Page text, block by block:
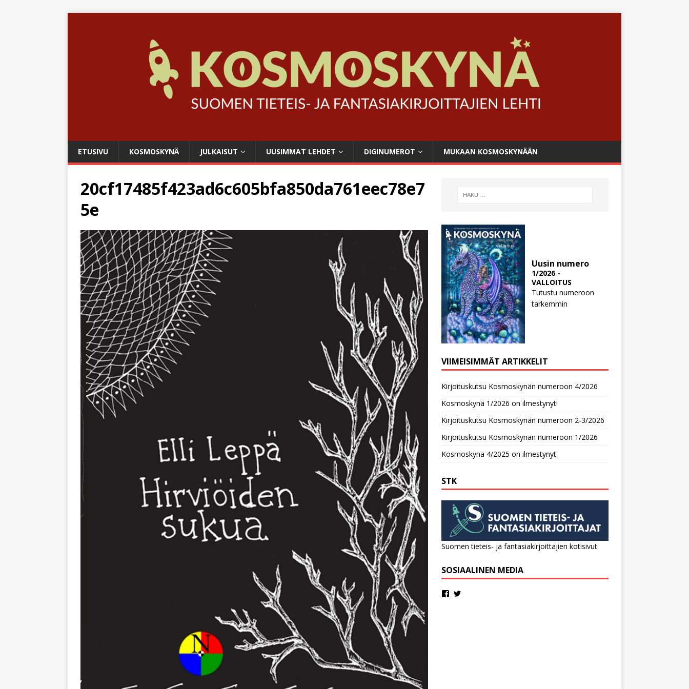
ETUSIVU KOSMOSKYNÄ JULKAISUT UUSIMMAT LEHDET DIGINUMEROT MUKAAN KOSMOSKYNÄÄN
20cf17485f423ad6c605bfa850da761eec78e7
5e
Uusin numero
1/2026 -
VALLOITUS
Tutustu numeroon
tarkemmin
VIIMEISIMMÄT ARTIKKELIT
Kirjoituskutsu Kosmoskynän numeroon 4/2026
Kosmoskynä 1/2026 on ilmestynyt!
Kirjoituskutsu Kosmoskynän numeroon 2-3/2026
Kirjoituskutsu Kosmoskynän numeroon 1/2026
Kosmoskynä 4/2025 on ilmestynyt
STK
Suomen tieteis- ja fantasiakirjoittajien kotisivut
SOSIAALINEN MEDIA